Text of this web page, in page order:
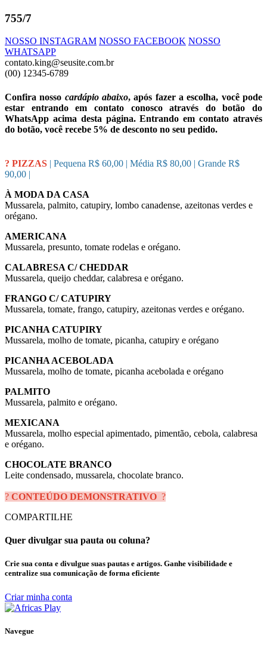
755/7
NOSSO INSTAGRAM NOSSO FACEBOOK NOSSO
WHATSAPP
contato.king@seusite.com.br
(00) 12345-6789
Confira nosso cardápio abaixo, após fazer a escolha, você pode
estar entrando em contato conosco através do botão do
WhatsApp acima desta página. Entrando em contato através
do botão, você recebe 5% de desconto no seu pedido.
? PIZZAS | Pequena R$ 60,00 | Média R$ 80,00 | Grande R$
90,00 |
À MODA DA CASA
Mussarela, palmito, catupiry, lombo canadense, azeitonas verdes e
orégano.
AMERICANA
Mussarela, presunto, tomate rodelas e orégano.
CALABRESA C/ CHEDDAR
Mussarela, queijo cheddar, calabresa e orégano.
FRANGO C/ CATUPIRY
Mussarela, tomate, frango, catupiry, azeitonas verdes e orégano.
PICANHA CATUPIRY
Mussarela, molho de tomate, picanha, catupiry e orégano
PICANHA ACEBOLADA
Mussarela, molho de tomate, picanha acebolada e orégano
PALMITO
Mussarela, palmito e orégano.
MEXICANA
Mussarela, molho especial apimentado, pimentão, cebola, calabresa
e orégano.
CHOCOLATE BRANCO
Leite condensado, mussarela, chocolate branco.
? CONTEÚDO DEMONSTRATIVO ?
COMPARTILHE
Quer divulgar sua pauta ou coluna?
Crie sua conta e divulgue suas pautas e artigos. Ganhe visibilidade e
centralize sua comunicação de forma eficiente
Criar minha conta
Navegue